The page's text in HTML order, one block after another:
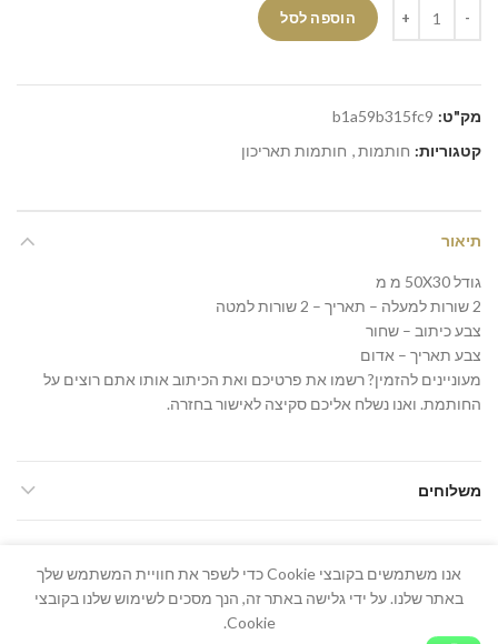
הוספה לסל
מק"ט: b1a59b315fc9
קטגוריות: חותמות, חותמות תאריכון
תיאור
גודל 50X30 מ מ
2 שורות למעלה – תאריך – 2 שורות למטה
צבע כיתוב – שחור
צבע תאריך – אדום
מעוניינים להזמין? רשמו את פרטיכם ואת הכיתוב אותו אתם רוצים על
החותמת. ואנו נשלח אליכם סקיצה לאישור בחזרה.
משלוחים
אנו משתמשים בקובצי Cookie כדי לשפר את חוויית המשתמש שלך
באתר שלנו. על ידי גלישה באתר זה, הנך מסכים לשימוש שלנו בקובצי
Cookie.